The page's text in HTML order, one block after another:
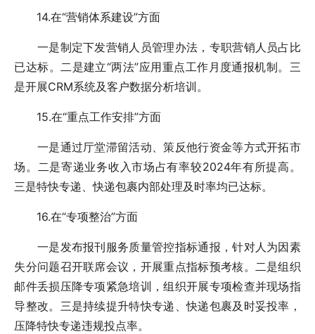
14.在“营销体系建设”方面
一是制定下发营销人员管理办法，专职营销人员占比
已达标。二是建立“两法”应用重点工作月度通报机制。三
是开展CRM系统及客户数据分析培训。
15.在“重点工作安排”方面
一是通过厅堂滞留活动、策反他行资金等方式开拓市
场。二是寄递业务收入市场占有率较2024年有所提高。
三是特快专递、快递包裹内部处理及时率均已达标。
16.在“专项整治”方面
一是发布报刊服务质量管控指标通报，针对人为因素
失分问题召开联席会议，开展重点指标预考核。二是组织
邮件丢损压降专项紧急培训，组织开展专项检查并现场指
导整改。三是持续提升特快专递、快递包裹及时妥投率，
压降特快专递违规投点率。